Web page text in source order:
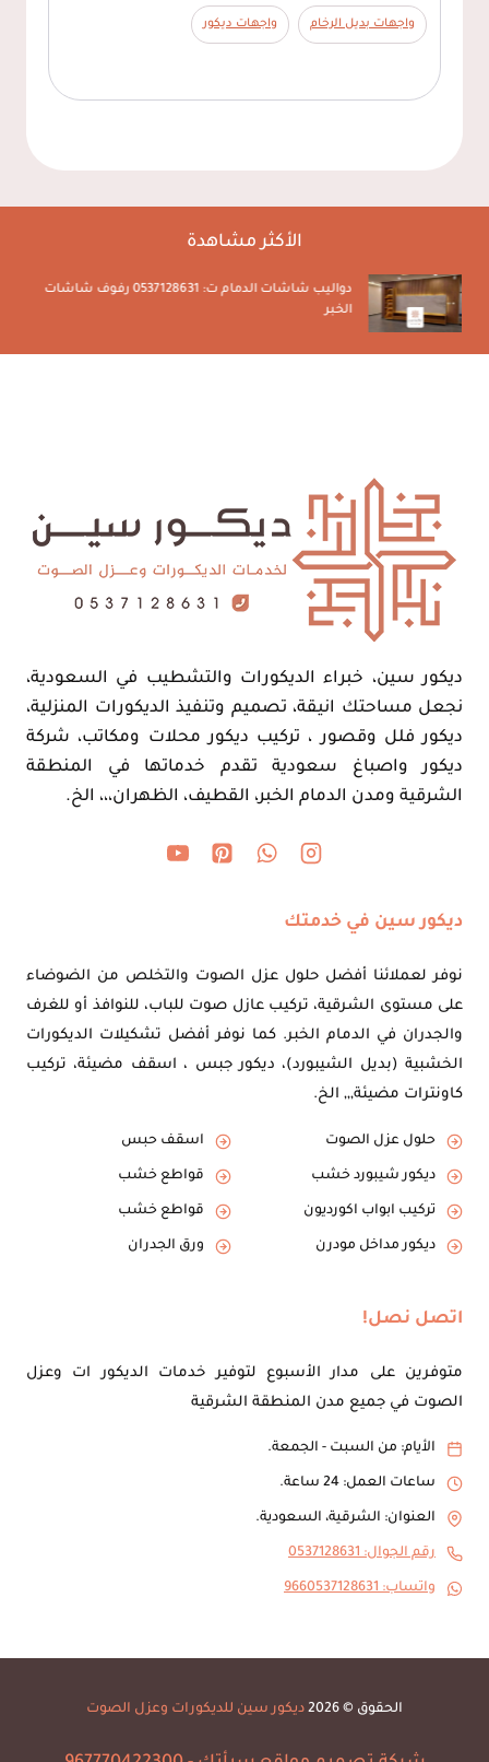
واجهات بديل الرخام واجهات ديكور
الأكثر مشاهدة
دواليب شاشات الدمام ت: 0537128631 رفوف شاشات
الخبر
ديكور سين، خبراء الديكورات والتشطيب في السعودية،
نجعل مساحتك انيقة، تصميم وتنفيذ الديكورات المنزلية،
ديكور فلل وقصور ، تركيب ديكور محلات ومكاتب، شركة
ديكور واصباغ سعودية تقدم خدماتها في المنطقة
الشرقية ومدن الدمام الخبر، القطيف، الظهران،،، الخ.
ديكور سين في خدمتك
نوفر لعملائنا أفضل حلول عزل الصوت والتخلص من الضوضاء
على مستوى الشرقية، تركيب عازل صوت للباب، للنوافذ أو للغرف
والجدران في الدمام الخبر. كما نوفر أفضل تشكيلات الديكورات
الخشبية (بديل الشيبورد)، ديكور جبس ، اسقف مضيئة، تركيب
كاونترات مضيئة,,, الخ.
حلول عزل الصوت اسقف حبس
ديكور شيبورد خشب قواطع خشب
تركيب ابواب اكورديون قواطع خشب
ديكور مداخل مودرن ورق الجدران
اتصل نصل!
متوفرين على مدار الأسبوع لتوفير خدمات الديكور ات وعزل
الصوت في جميع مدن المنطقة الشرقية
الأيام: من السبت - الجمعة.
ساعات العمل: 24 ساعة.
العنوان: الشرقية، السعودية.
رقم الجوال: 0537128631
واتساب: 9660537128631
الحقوق © 2026 ديكور سين للديكورات وعزل الصوت